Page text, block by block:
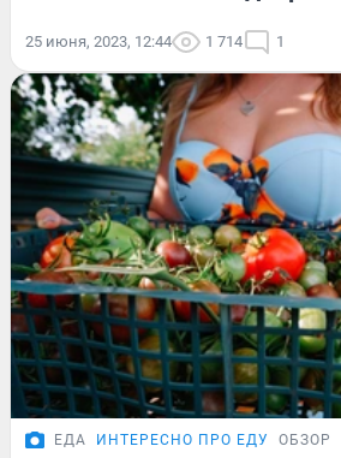
25 июня, 2023, 12:44 1 714 1
ЕДА ИНТЕРЕСНО ПРО ЕДУ ОБЗОР